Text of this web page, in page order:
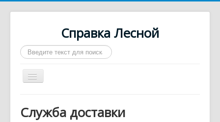
Справка Лесной
Искать...
Включить/
выключить
О нас
Служба доставки